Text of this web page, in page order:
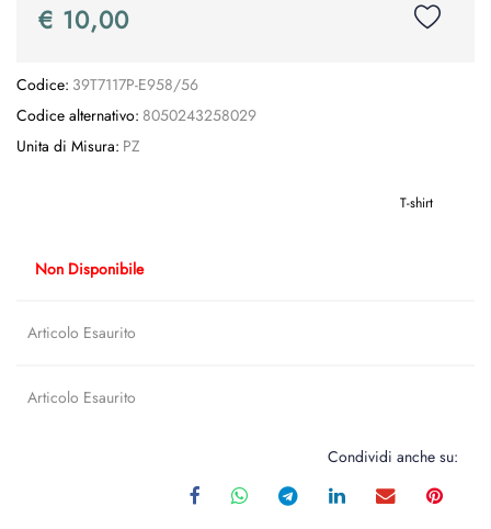
€ 10,00
Codice: 39T7117P-E958/56
Codice alternativo: 8050243258029
Unita di Misura: PZ
T-shirt
Non Disponibile
Articolo Esaurito
Articolo Esaurito
Condividi anche su: